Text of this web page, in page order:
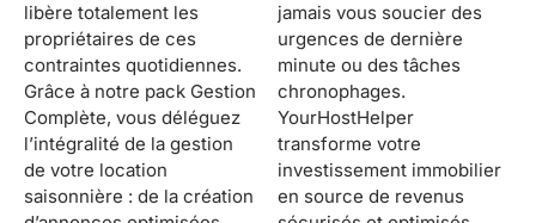
libère totalement les
propriétaires de ces
contraintes quotidiennes.
Grâce à notre pack Gestion
Complète, vous déléguez
l’intégralité de la gestion
de votre location
saisonnière : de la création
jamais vous soucier des
urgences de dernière
minute ou des tâches
chronophages.
YourHostHelper
transforme votre
investissement immobilier
en source de revenus